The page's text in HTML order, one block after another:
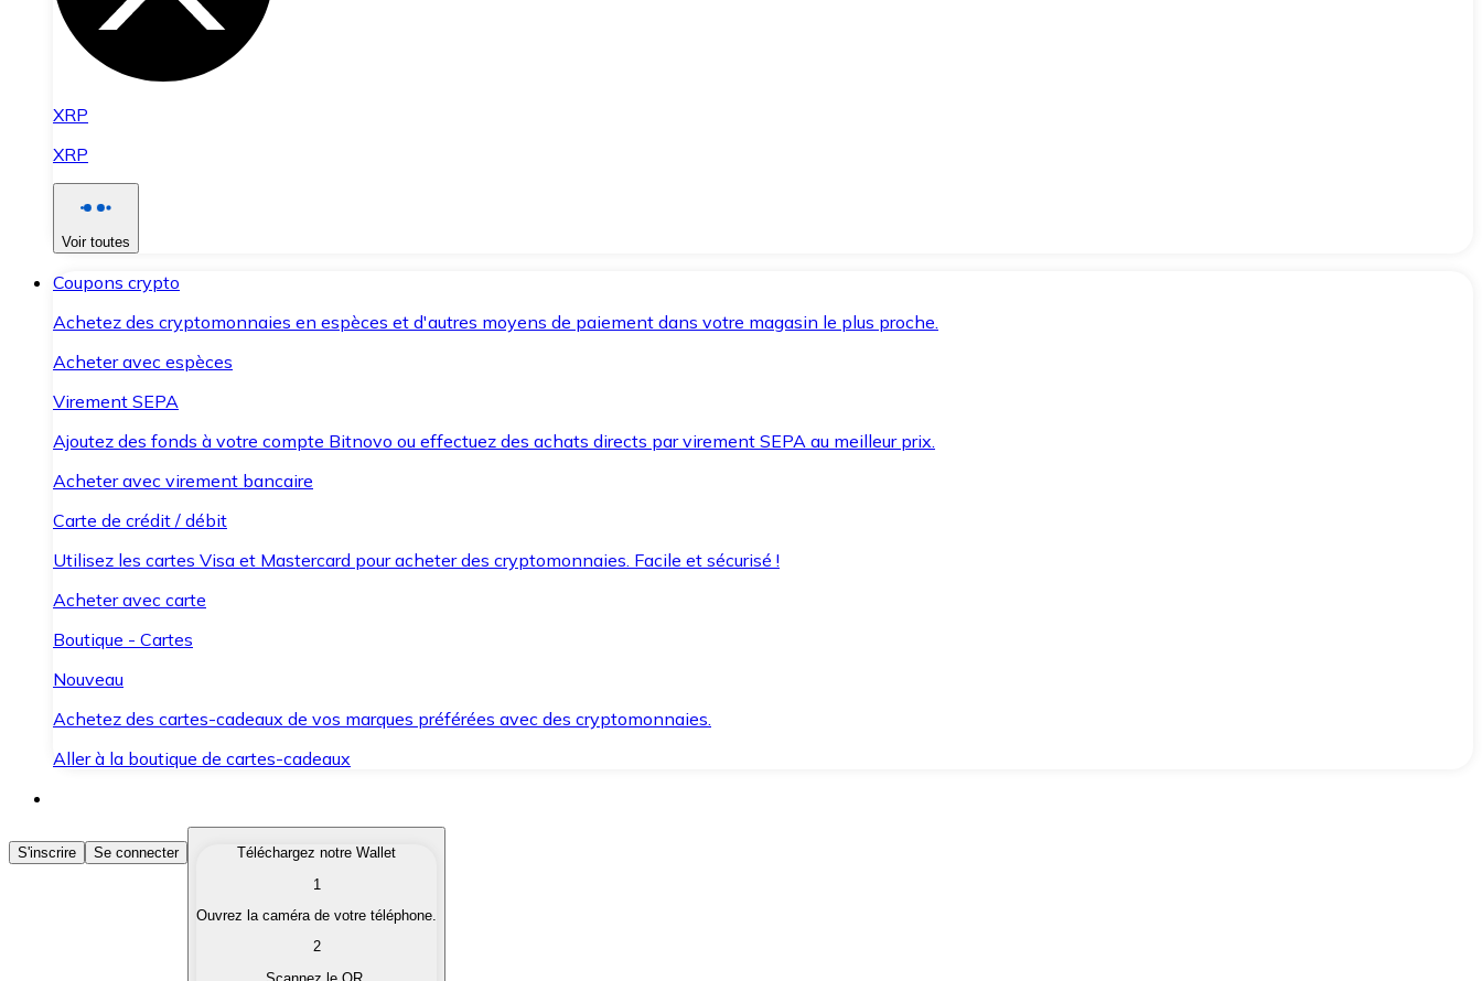
XRP
XRP
Voir toutes
Coupons crypto
Achetez des cryptomonnaies en espèces et d'autres moyens de paiement dans votre magasin le plus proche.
Acheter avec espèces
Virement SEPA
Ajoutez des fonds à votre compte Bitnovo ou effectuez des achats directs par virement SEPA au meilleur prix.
Acheter avec virement bancaire
Carte de crédit / débit
Utilisez les cartes Visa et Mastercard pour acheter des cryptomonnaies. Facile et sécurisé !
Acheter avec carte
Boutique - Cartes
Nouveau
Achetez des cartes-cadeaux de vos marques préférées avec des cryptomonnaies.
Aller à la boutique de cartes-cadeaux
Acheter des Cryptomonnaies
Achetez les cryptomonnaies qui vous intéressent rapidement et en toute sécurité.
Convertissez vos cryptomonnaies en monnaie fiduciaire lorsque vous en avez besoin.
S'inscrire Se connecter
Téléchargez notre Wallet
1
Ouvrez la caméra de votre téléphone.
2